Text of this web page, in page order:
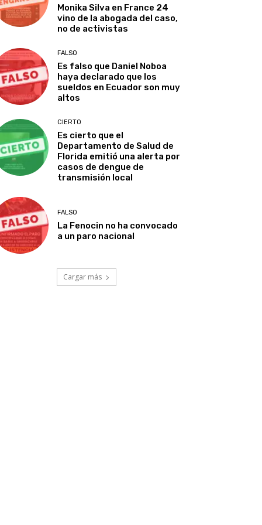
Monika Silva en France 24
vino de la abogada del caso,
no de activistas
FALSO
Es falso que Daniel Noboa
haya declarado que los
sueldos en Ecuador son muy
altos
CIERTO
Es cierto que el
Departamento de Salud de
Florida emitió una alerta por
casos de dengue de
transmisión local
FALSO
La Fenocin no ha convocado
a un paro nacional
Cargar más